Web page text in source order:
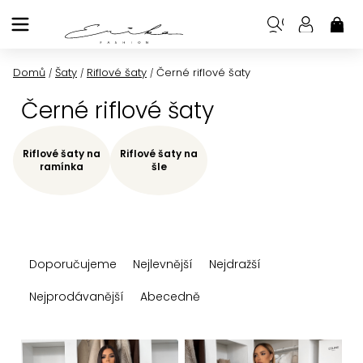
na
Domů / Šaty / Riflové šaty / Černé riflové šaty
Černé riflové šaty
Riflové šaty na
ramínka
Riflové šaty na
šle
a
n
Doporučujeme Nejlevnější
Nejdražší
Nejprodávanější
Abecedně
V